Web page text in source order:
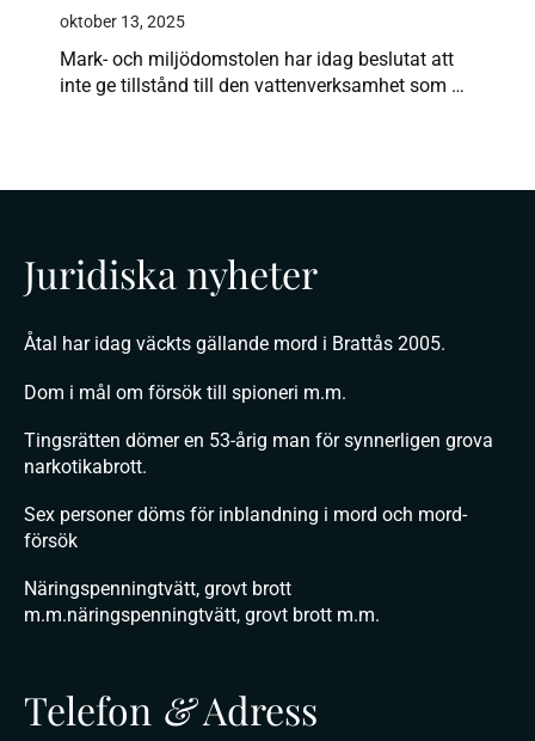
oktober 13, 2025
Mark- och miljödomstolen har idag beslutat att
inte ge tillstånd till den vattenverksamhet som …
Juridiska nyheter
Åtal har idag väckts gällande mord i Brattås 2005.
Dom i mål om försök till spioneri m.m.
Tingsrätten dömer en 53-årig man för synnerligen grova
narkotikabrott.
Sex personer döms för inblandning i mord och mord-
försök
Näringspenningtvätt, grovt brott
m.m.näringspenningtvätt, grovt brott m.m.
Telefon &Adress